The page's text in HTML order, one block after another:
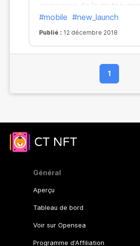
croissance de la crytpo-
#mobile #new_launch
Publié : 12 décembre 2018
1
Général
Aperçu
Tableau de bord
Voir sur Opensea
Programme d'Affiliation